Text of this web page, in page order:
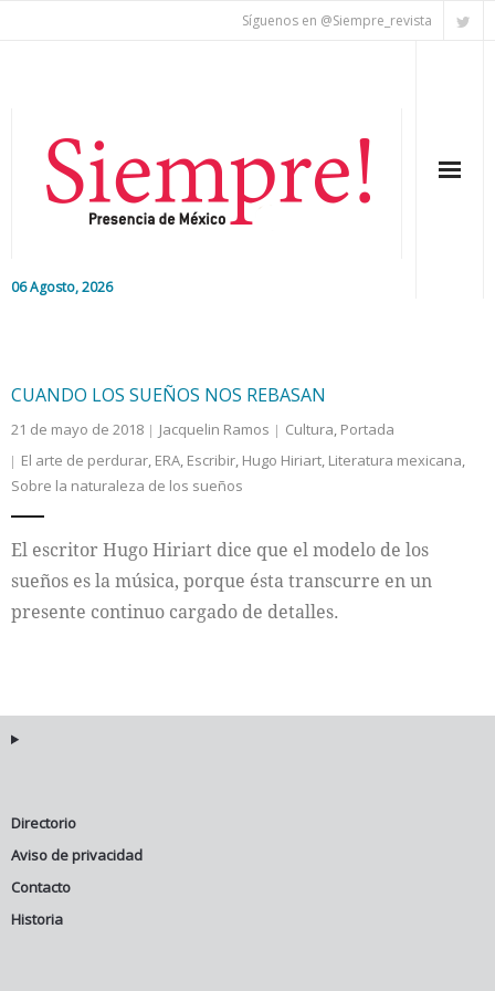
Síguenos en @Siempre_revista
06 Agosto, 2026
Nacional
Colaboradores
Internacional
CUANDO LOS SUEÑOS NOS REBASAN
21 de mayo de 2018 Jacquelin Ramos Cultura, Portada
El arte de perdurar, ERA, Escribir, Hugo Hiriart, Literatura mexicana,
Sobre la naturaleza de los sueños
El escritor Hugo Hiriart dice que el modelo de los
sueños es la música, porque ésta transcurre en un
presente continuo cargado de detalles.
Directorio
Aviso de privacidad
Contacto
Historia